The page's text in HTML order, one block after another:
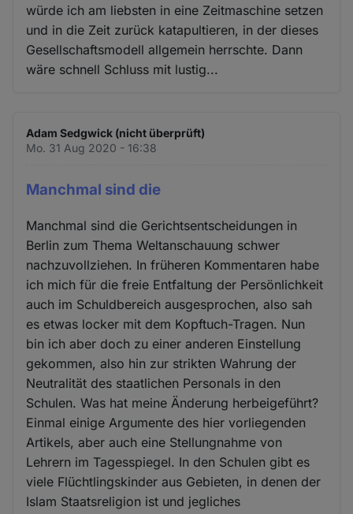
würde ich am liebsten in eine Zeitmaschine setzen
und in die Zeit zurück katapultieren, in der dieses
Gesellschaftsmodell allgemein herrschte. Dann
wäre schnell Schluss mit lustig...
Adam Sedgwick (nicht überprüft)
Mo. 31 Aug 2020 - 16:38
Manchmal sind die
Manchmal sind die Gerichtsentscheidungen in
Berlin zum Thema Weltanschauung schwer
nachzuvollziehen. In früheren Kommentaren habe
ich mich für die freie Entfaltung der Persönlichkeit
auch im Schuldbereich ausgesprochen, also sah
es etwas locker mit dem Kopftuch-Tragen. Nun
bin ich aber doch zu einer anderen Einstellung
gekommen, also hin zur strikten Wahrung der
Neutralität des staatlichen Personals in den
Schulen. Was hat meine Änderung herbeigeführt?
Einmal einige Argumente des hier vorliegenden
Artikels, aber auch eine Stellungnahme von
Lehrern im Tagesspiegel. In den Schulen gibt es
viele Flüchtlingskinder aus Gebieten, in denen der
Islam Staatsreligion ist und jegliches